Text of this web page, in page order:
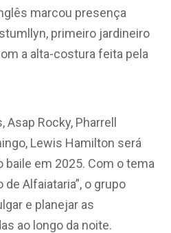
marcou presença
primeiro jardineiro
a alta-costura feita pela
Asap Rocky, Pharrell
Lewis Hamilton será
em 2025. Com o tema
Alfaiataria”, o grupo
e planejar as
ao longo da noite.